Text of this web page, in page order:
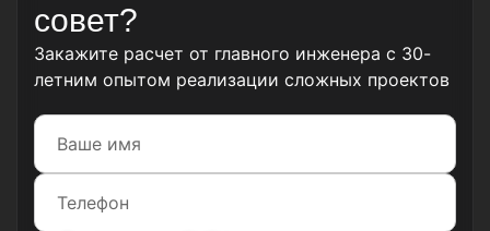
совет?
Закажите расчет от главного инженера с 30-
летним опытом реализации сложных проектов